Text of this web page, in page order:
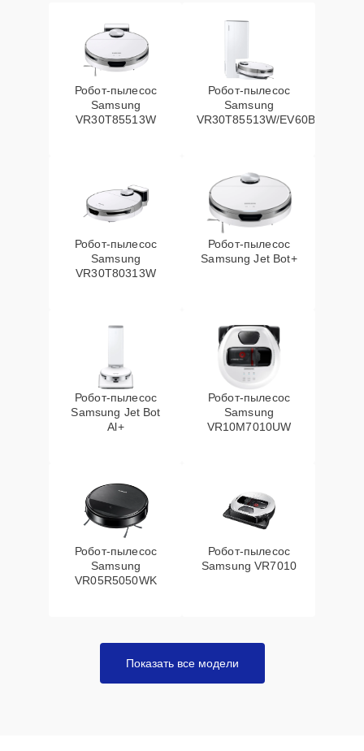
Робот-пылесос
Samsung
VR30T85513W
Робот-пылесос
Samsung
VR30T85513W/EV60Вт
Робот-пылесос
Samsung
VR30T80313W
Робот-пылесос
Samsung Jet Bot+
Робот-пылесос
Samsung Jet Bot
Al+
Робот-пылесос
Samsung
VR10M7010UW
Робот-пылесос
Samsung
VR05R5050WK
Робот-пылесос
Samsung VR7010
Показать все модели